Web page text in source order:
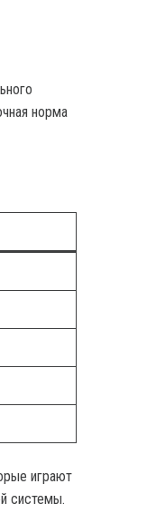
норма
играют
системы.